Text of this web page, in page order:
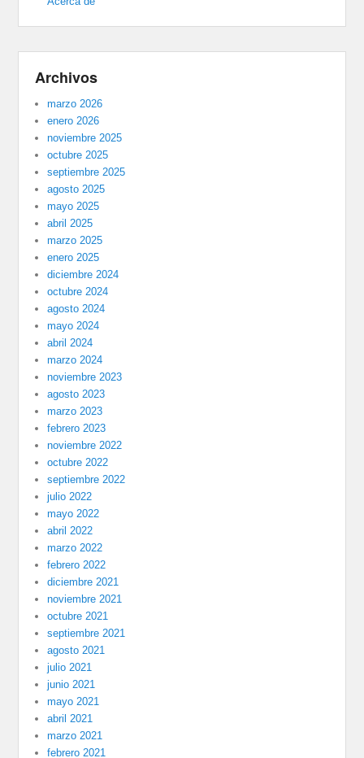
Archivos
marzo 2026
enero 2026
noviembre 2025
octubre 2025
septiembre 2025
agosto 2025
mayo 2025
abril 2025
marzo 2025
enero 2025
diciembre 2024
octubre 2024
agosto 2024
mayo 2024
abril 2024
marzo 2024
noviembre 2023
agosto 2023
marzo 2023
febrero 2023
noviembre 2022
octubre 2022
septiembre 2022
julio 2022
mayo 2022
abril 2022
marzo 2022
febrero 2022
diciembre 2021
noviembre 2021
octubre 2021
septiembre 2021
agosto 2021
julio 2021
junio 2021
mayo 2021
abril 2021
marzo 2021
febrero 2021